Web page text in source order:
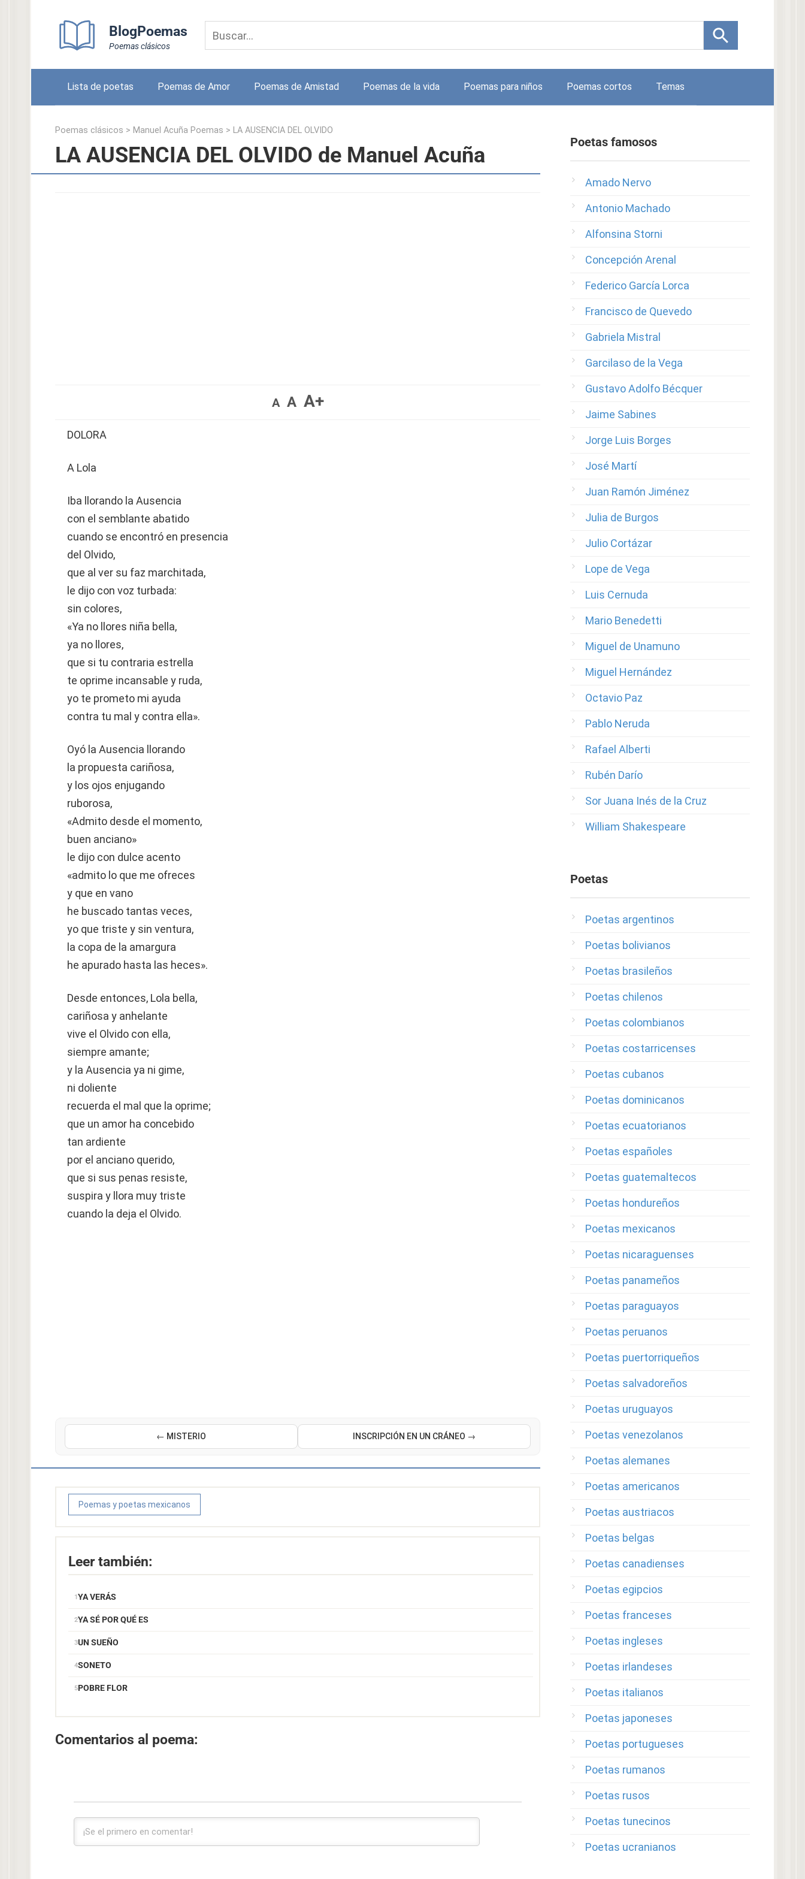
BlogPoemas
Poemas clásicos
Lista de poetas Poemas de Amor Poemas de Amistad Poemas de la vida Poemas para niños Poemas cortos Temas
Poemas clásicos > Manuel Acuña Poemas > LA AUSENCIA DEL OLVIDO
LA AUSENCIA DEL OLVIDO de Manuel Acuña
A A A+
DOLORA
A Lola
Iba llorando la Ausencia
con el semblante abatido
cuando se encontró en presencia
del Olvido,
que al ver su faz marchitada,
le dijo con voz turbada:
sin colores,
«Ya no llores niña bella,
ya no llores,
que si tu contraria estrella
te oprime incansable y ruda,
yo te prometo mi ayuda
contra tu mal y contra ella».
Oyó la Ausencia llorando
la propuesta cariñosa,
y los ojos enjugando
ruborosa,
«Admito desde el momento,
buen anciano»
le dijo con dulce acento
«admito lo que me ofreces
y que en vano
he buscado tantas veces,
yo que triste y sin ventura,
la copa de la amargura
he apurado hasta las heces».
Desde entonces, Lola bella,
cariñosa y anhelante
vive el Olvido con ella,
siempre amante;
y la Ausencia ya ni gime,
ni doliente
recuerda el mal que la oprime;
que un amor ha concebido
tan ardiente
por el anciano querido,
que si sus penas resiste,
suspira y llora muy triste
cuando la deja el Olvido.
← MISTERIO INSCRIPCIÓN EN UN CRÁNEO →
Poemas y poetas mexicanos
Leer también:
YA VERÁS
YA SÉ POR QUÉ ES
UN SUEÑO
SONETO
POBRE FLOR
Comentarios al poema:
Poetas famosos
Amado Nervo
Antonio Machado
Alfonsina Storni
Concepción Arenal
Federico García Lorca
Francisco de Quevedo
Gabriela Mistral
Garcilaso de la Vega
Gustavo Adolfo Bécquer
Jaime Sabines
Jorge Luis Borges
José Martí
Juan Ramón Jiménez
Julia de Burgos
Julio Cortázar
Lope de Vega
Luis Cernuda
Mario Benedetti
Miguel de Unamuno
Miguel Hernández
Octavio Paz
Pablo Neruda
Rafael Alberti
Rubén Darío
Sor Juana Inés de la Cruz
William Shakespeare
Poetas
Poetas argentinos
Poetas bolivianos
Poetas brasileños
Poetas chilenos
Poetas colombianos
Poetas costarricenses
Poetas cubanos
Poetas dominicanos
Poetas ecuatorianos
Poetas españoles
Poetas guatemaltecos
Poetas hondureños
Poetas mexicanos
Poetas nicaraguenses
Poetas panameños
Poetas paraguayos
Poetas peruanos
Poetas puertorriqueños
Poetas salvadoreños
Poetas uruguayos
Poetas venezolanos
Poetas alemanes
Poetas americanos
Poetas austriacos
Poetas belgas
Poetas canadienses
Poetas egipcios
Poetas franceses
Poetas ingleses
Poetas irlandeses
Poetas italianos
Poetas japoneses
Poetas portugueses
Poetas rumanos
Poetas rusos
Poetas tunecinos
Poetas ucranianos